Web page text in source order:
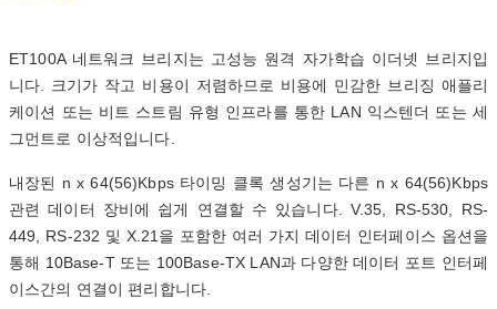
ET100A 네트워크 브리지는 고성능 원격 자가학습 이더넷 브리지입
니다. 크기가 작고 비용이 저렴하므로 비용에 민감한 브리징 애플리
케이션 또는 비트 스트림 유형 인프라를 통한 LAN 익스텐더 또는 세
그먼트로 이상적입니다.
내장된 n x 64(56)Kbps 타이밍 클록 생성기는 다른 n x 64(56)Kbps
관련 데이터 장비에 쉽게 연결할 수 있습니다. V.35, RS-530, RS-
449, RS-232 및 X.21을 포함한 여러 가지 데이터 인터페이스 옵션을
통해 10Base-T 또는 100Base-TX LAN과 다양한 데이터 포트 인터페
이스간의 연결이 편리합니다.